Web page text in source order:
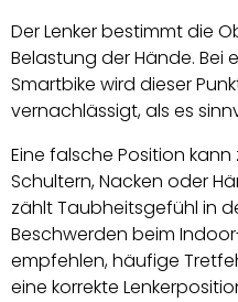
Der Lenker bestimmt die
Belastung der Hände. Bei
Smartbike wird dieser
vernachlässigt, als es
Eine falsche Position
Schultern, Nacken oder
zählt Taubheitsgefühl in
Beschwerden beim
empfehlen, häufige
eine korrekte